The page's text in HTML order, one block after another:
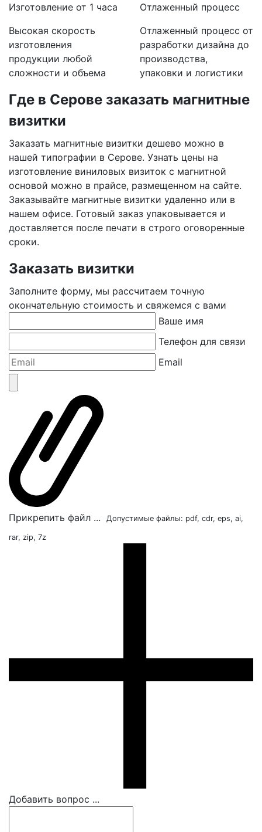
Изготовление от 1 часа
Высокая скорость
изготовления
продукции любой
сложности и объема
Отлаженный процесс
Отлаженный процесс от
разработки дизайна до
производства,
упаковки и логистики
Где в Серове заказать магнитные
визитки
Заказать магнитные визитки дешево можно в
нашей типографии в Серове. Узнать цены на
изготовление виниловых визиток с магнитной
основой можно в прайсе, размещенном на сайте.
Заказывайте магнитные визитки удаленно или в
нашем офисе. Готовый заказ упаковывается и
доставляется после печати в строго оговоренные
сроки.
Заказать визитки
Заполните форму, мы рассчитаем точную
окончательную стоимость и свяжемся с вами
Ваше имя
Телефон для связи
Email
Прикрепить файл ... Допустимые файлы: pdf, cdr, eps, ai,
rar, zip, 7z
Добавить вопрос ...